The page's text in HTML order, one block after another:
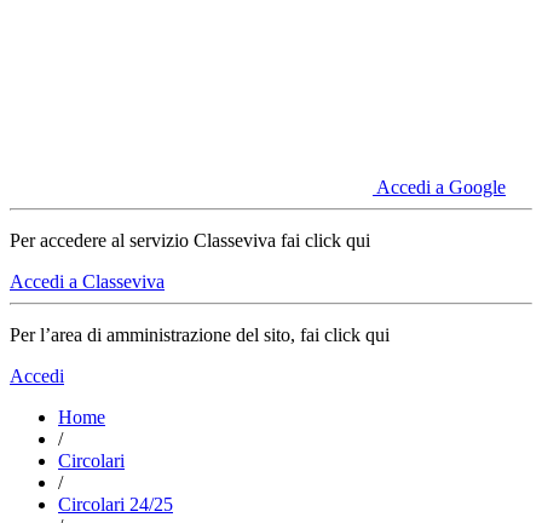
Accedi a Google
Per accedere al servizio Classeviva fai click qui
Accedi a Classeviva
Per l’area di amministrazione del sito, fai click qui
Accedi
Home
/
Circolari
/
Circolari 24/25